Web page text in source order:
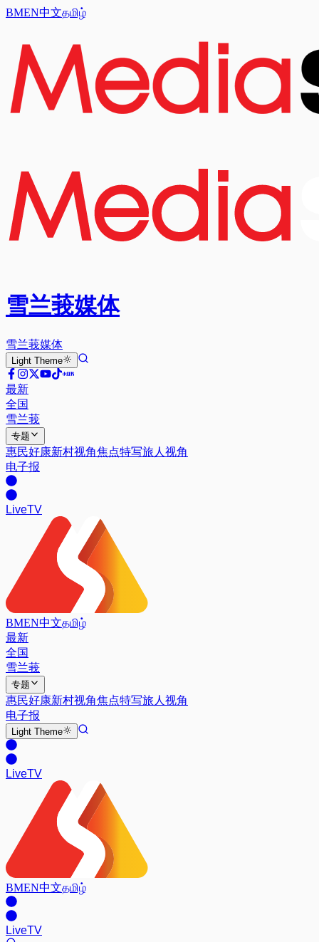
BMEN中文தமிழ்
雪兰莪媒体
雪兰莪媒体
Light Theme
最新
全国
雪兰莪
专题
惠民好康新村视角焦点特写旅人视角
电子报
LiveTV
BMEN中文தமிழ்
最新
全国
雪兰莪
专题
惠民好康新村视角焦点特写旅人视角
电子报
Light Theme
LiveTV
BMEN中文தமிழ்
LiveTV